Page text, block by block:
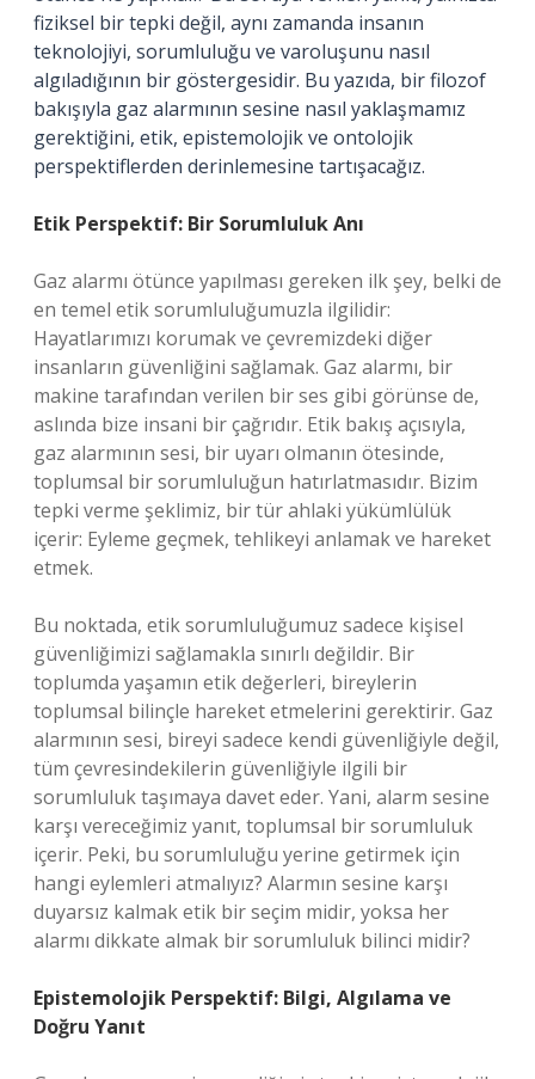
fiziksel bir tepki değil, aynı zamanda insanın
teknolojiyi, sorumluluğu ve varoluşunu nasıl
algıladığının bir göstergesidir. Bu yazıda, bir filozof
bakışıyla gaz alarmının sesine nasıl yaklaşmamız
gerektiğini, etik, epistemolojik ve ontolojik
perspektiflerden derinlemesine tartışacağız.
Etik Perspektif: Bir Sorumluluk Anı
Gaz alarmı ötünce yapılması gereken ilk şey, belki de
en temel etik sorumluluğumuzla ilgilidir:
Hayatlarımızı korumak ve çevremizdeki diğer
insanların güvenliğini sağlamak. Gaz alarmı, bir
makine tarafından verilen bir ses gibi görünse de,
aslında bize insani bir çağrıdır. Etik bakış açısıyla,
gaz alarmının sesi, bir uyarı olmanın ötesinde,
toplumsal bir sorumluluğun hatırlatmasıdır. Bizim
tepki verme şeklimiz, bir tür ahlaki yükümlülük
içerir: Eyleme geçmek, tehlikeyi anlamak ve hareket
etmek.
Bu noktada, etik sorumluluğumuz sadece kişisel
güvenliğimizi sağlamakla sınırlı değildir. Bir
toplumda yaşamın etik değerleri, bireylerin
toplumsal bilinçle hareket etmelerini gerektirir. Gaz
alarmının sesi, bireyi sadece kendi güvenliğiyle değil,
tüm çevresindekilerin güvenliğiyle ilgili bir
sorumluluk taşımaya davet eder. Yani, alarm sesine
karşı vereceğimiz yanıt, toplumsal bir sorumluluk
içerir. Peki, bu sorumluluğu yerine getirmek için
hangi eylemleri atmalıyız? Alarmın sesine karşı
duyarsız kalmak etik bir seçim midir, yoksa her
alarmı dikkate almak bir sorumluluk bilinci midir?
Epistemolojik Perspektif: Bilgi, Algılama ve
Doğru Yanıt